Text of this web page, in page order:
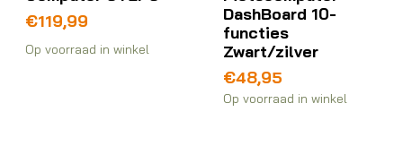
€119,99
Op voorraad in winkel
DashBoard 10-
functies
Zwart/zilver
€48,95
Op voorraad in winkel